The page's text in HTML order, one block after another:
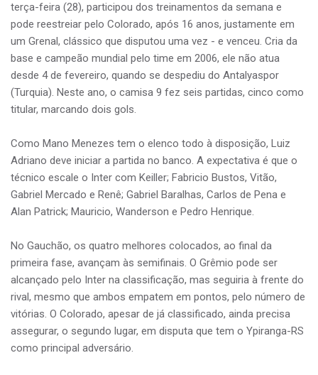
terça-feira (28), participou dos treinamentos da semana e
pode reestreiar pelo Colorado, após 16 anos, justamente em
um Grenal, clássico que disputou uma vez - e venceu. Cria da
base e campeão mundial pelo time em 2006, ele não atua
desde 4 de fevereiro, quando se despediu do Antalyaspor
(Turquia). Neste ano, o camisa 9 fez seis partidas, cinco como
titular, marcando dois gols.
Como Mano Menezes tem o elenco todo à disposição, Luiz
Adriano deve iniciar a partida no banco. A expectativa é que o
técnico escale o Inter com Keiller; Fabricio Bustos, Vitão,
Gabriel Mercado e Renê; Gabriel Baralhas, Carlos de Pena e
Alan Patrick; Mauricio, Wanderson e Pedro Henrique.
No Gauchão, os quatro melhores colocados, ao final da
primeira fase, avançam às semifinais. O Grêmio pode ser
alcançado pelo Inter na classificação, mas seguiria à frente do
rival, mesmo que ambos empatem em pontos, pelo número de
vitórias. O Colorado, apesar de já classificado, ainda precisa
assegurar, o segundo lugar, em disputa que tem o Ypiranga-RS
como principal adversário.